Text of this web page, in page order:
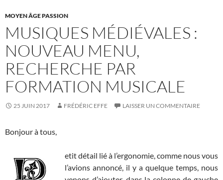
MOYEN ÂGE PASSION
MUSIQUES MÉDIÉVALES :
NOUVEAU MENU,
RECHERCHE PAR
FORMATION MUSICALE
25 JUIN 2017 FRÉDÉRIC EFFE LAISSER UN COMMENTAIRE
Bonjour à tous,
etit détail lié à l’ergonomie, comme nous vous
l’avions annoncé, il y a quelque temps, nous